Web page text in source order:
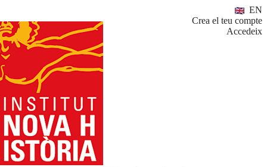
EN
Crea el teu compte
Accedeix